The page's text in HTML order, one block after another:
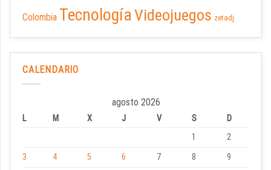
Colombia TecnologíaVideojuegos zetadj
CALENDARIO
agosto 2026
L M X J V S
D
1
2
3
4 5 6 7 8
9